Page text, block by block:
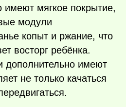
имеют мягкое покрытие,
модули
копыт и ржание, что
восторг ребёнка.
дополнительно имеют
не только качаться